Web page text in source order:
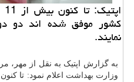
کشور موفق شده اند دو
نمایند.
به گزارش اپتیک به نقل از مهر،
وزارت بهداشت